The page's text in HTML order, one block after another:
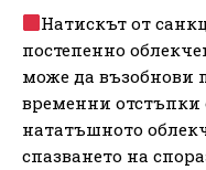
Натискът от
постепенно
може да възобнови
временни отстъпки
нататъшното
спазването на